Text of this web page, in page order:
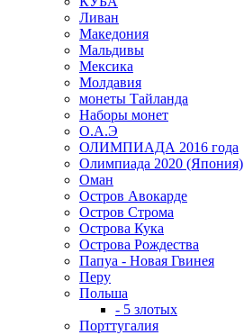
Ливан
Македония
Мальдивы
Мексика
Молдавия
монеты Тайланда
Наборы монет
О.А.Э
ОЛИМПИАДА 2016 года
Олимпиада 2020 (Япония)
Оман
Остров Авокарде
Остров Строма
Острова Кука
Острова Рождества
Папуа - Новая Гвинея
Перу
Польша
- 5 злотых
Порттугалия